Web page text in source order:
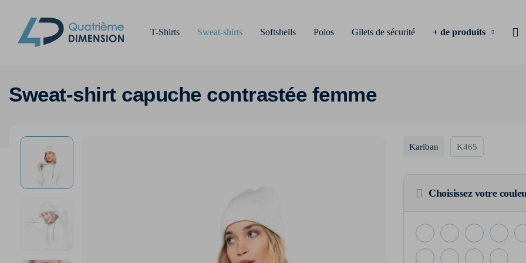
T-Shirts Sweat-shirts Softshells Polos Gilets de sécurité + de produits
Sweat-shirt capuche contrastée femme
Kariban K465
Choisissez votre